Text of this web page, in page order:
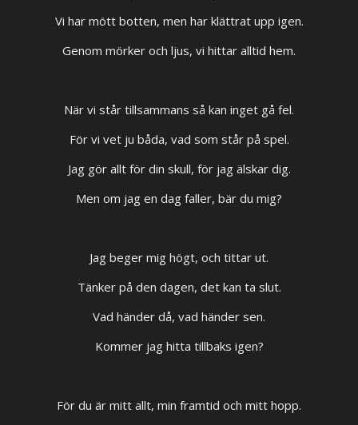
Vi har mött botten, men har klättrat upp igen.
Genom mörker och ljus, vi hittar alltid hem.
När vi står tillsammans så kan inget gå fel.
För vi vet ju båda, vad som står på spel.
Jag gör allt för din skull, för jag älskar dig.
Men om jag en dag faller, bär du mig?
Jag beger mig högt, och tittar ut.
Tänker på den dagen, det kan ta slut.
Vad händer då, vad händer sen.
Kommer jag hitta tillbaks igen?
För du är mitt allt, min framtid och mitt hopp.